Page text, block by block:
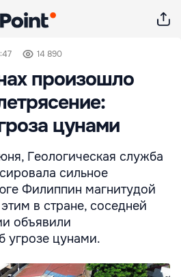
14 890
произошло
цунами
Геологическая служба
сильное
Филиппин магнитудой
в стране, соседней
объявили
угрозе цунами.